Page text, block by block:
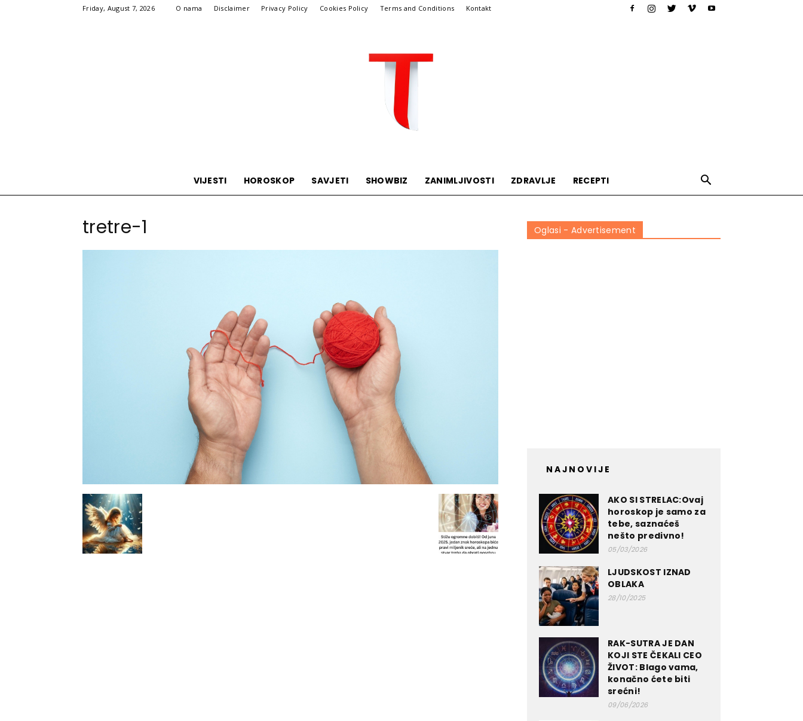
Friday, August 7, 2026 O nama Disclaimer Privacy Policy Cookies Policy Terms and Conditions Kontakt
VIJESTI HOROSKOP SAVJETI SHOWBIZ ZANIMLJIVOSTI ZDRAVLJE RECEPTI
tretre-1 Oglasi - Advertisement
NAJNOVIJE
AKO SI STRELAC:Ovaj
horoskop je samo za
tebe, saznaćeš
nešto predivno!
05/03/2026
LJUDSKOST IZNAD
OBLAKA
28/10/2025
RAK-SUTRA JE DAN
KOJI STE ČEKALI CEO
ŽIVOT: Blago vama,
konačno ćete biti
srećni!
09/06/2026